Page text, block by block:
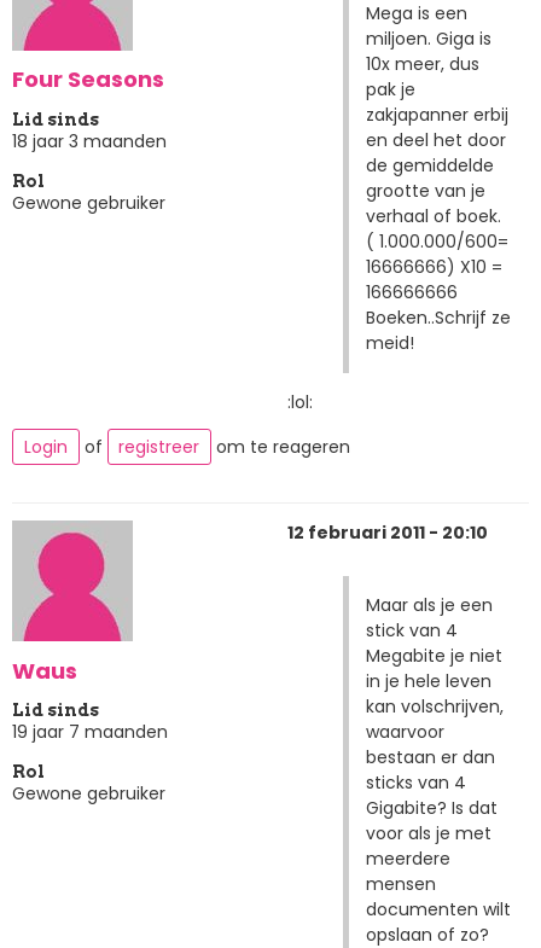
Four Seasons
Lid sinds
18 jaar 3 maanden
Rol
Gewone gebruiker
Mega is een
miljoen. Giga is
10x meer, dus
pak je
zakjapanner erbij
en deel het door
de gemiddelde
grootte van je
verhaal of boek.
( 1.000.000/600=
16666666) X10 =
166666666
Boeken..Schrijf ze
meid!
:lol:
Login
of registreer om te reageren
Waus
Lid sinds
19 jaar 7 maanden
Rol
Gewone gebruiker
12 februari 2011 - 20:10
Maar als je een
stick van 4
Megabite je niet
in je hele leven
kan volschrijven,
waarvoor
bestaan er dan
sticks van 4
Gigabite? Is dat
voor als je met
meerdere
mensen
documenten wilt
opslaan of zo?